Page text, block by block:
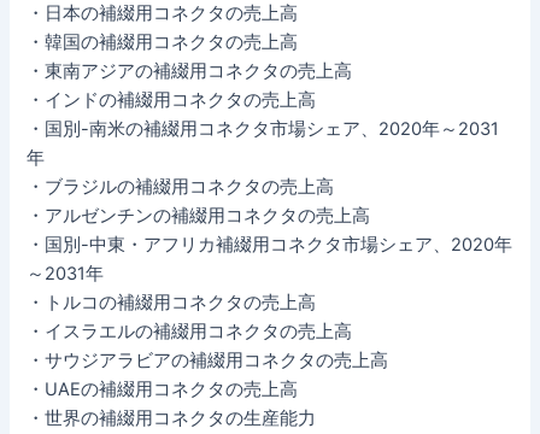
・日本の補綴用コネクタの売上高
・韓国の補綴用コネクタの売上高
・東南アジアの補綴用コネクタの売上高
・インドの補綴用コネクタの売上高
・国別-南米の補綴用コネクタ市場シェア、2020年～2031
年
・ブラジルの補綴用コネクタの売上高
・アルゼンチンの補綴用コネクタの売上高
・国別-中東・アフリカ補綴用コネクタ市場シェア、2020年
～2031年
・トルコの補綴用コネクタの売上高
・イスラエルの補綴用コネクタの売上高
・サウジアラビアの補綴用コネクタの売上高
・UAEの補綴用コネクタの売上高
・世界の補綴用コネクタの生産能力